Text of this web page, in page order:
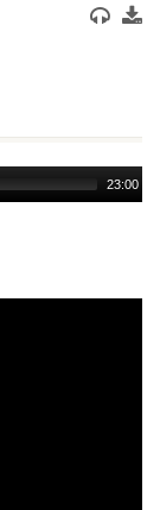
23:00